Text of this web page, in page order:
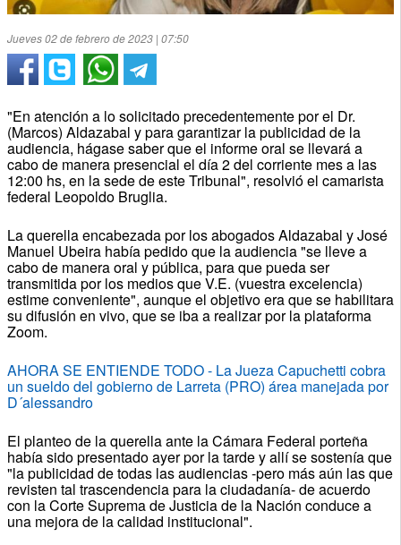
Jueves 02 de febrero de 2023 | 07:50
"En atención a lo solicitado precedentemente por el Dr.
(Marcos) Aldazabal y para garantizar la publicidad de la
audiencia, hágase saber que el informe oral se llevará a
cabo de manera presencial el día 2 del corriente mes a las
12:00 hs, en la sede de este Tribunal", resolvió el camarista
federal Leopoldo Bruglia.
La querella encabezada por los abogados Aldazabal y José
Manuel Ubeira había pedido que la audiencia "se lleve a
cabo de manera oral y pública, para que pueda ser
transmitida por los medios que V.E. (vuestra excelencia)
estime conveniente", aunque el objetivo era que se habilitara
su difusión en vivo, que se iba a realizar por la plataforma
Zoom.
AHORA SE ENTIENDE TODO - La Jueza Capuchetti cobra
un sueldo del gobierno de Larreta (PRO) área manejada por
D´alessandro
El planteo de la querella ante la Cámara Federal porteña
había sido presentado ayer por la tarde y allí se sostenía que
"la publicidad de todas las audiencias -pero más aún las que
revisten tal trascendencia para la ciudadanía- de acuerdo
con la Corte Suprema de Justicia de la Nación conduce a
una mejora de la calidad institucional".